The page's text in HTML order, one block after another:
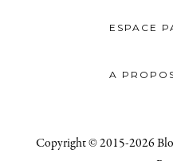
ESPACE
A
Copyright © 2015-2026